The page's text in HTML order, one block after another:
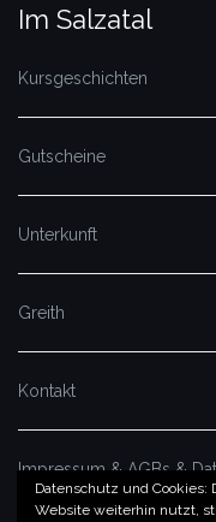
Datenschutz und Cookies:
Website weiterhin nutzt,
Im Salzatal
Kursgeschichten
Gutscheine
Unterkunft
Greith
Kontakt
Impressum & AGBs &